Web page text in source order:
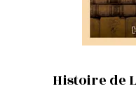
Histoire de